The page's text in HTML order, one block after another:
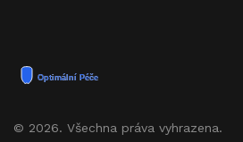
© 2026. Všechna práva vyhrazena.